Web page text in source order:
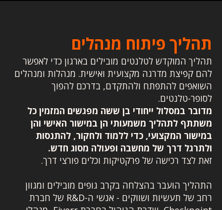
תהליך פיתוח מנהלים
תהליך המוקדש לטלנטים מובילים בארגון כדי לאפשר
להם קפיצת מדרגה מקצועית ואישית. מנהלות ומנהלים
השואפים להתפתח ולהתקדם, בדרכם להפוך
לסופר-טלנטים.
מדובר במסלול ייחודי בן ששה מפגשים המזמין כל
משתתף לתהליך משמעותי הן במישור האישי והן
במישור המקצועי, כדי ללמוד ולחקור, להתנסות
ולתרגל דרך של מחשבה ופעולה מסוג חדש.
זאת לצד רכישה של פרקטיקות וכלים פורצי דרך.
התהליך הועבר בהצלחה בקרב גופים מובילים ומגוון
רחב של תעשיות ושווקים - אנשי ה-R&D של חברת